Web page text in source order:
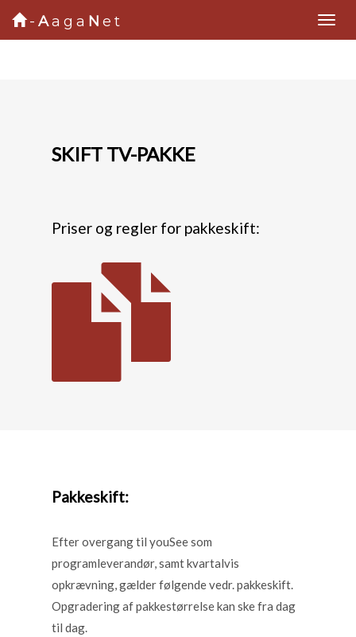
- Aaga N et
SKIFT TV-PAKKE
Priser og regler for pakkeskift:
Pakkeskift:
Efter overgang til youSee som
programleverandør, samt kvartalvis
opkrævning, gælder følgende vedr. pakkeskift.
Opgradering af pakkestørrelse kan ske fra dag
til dag.